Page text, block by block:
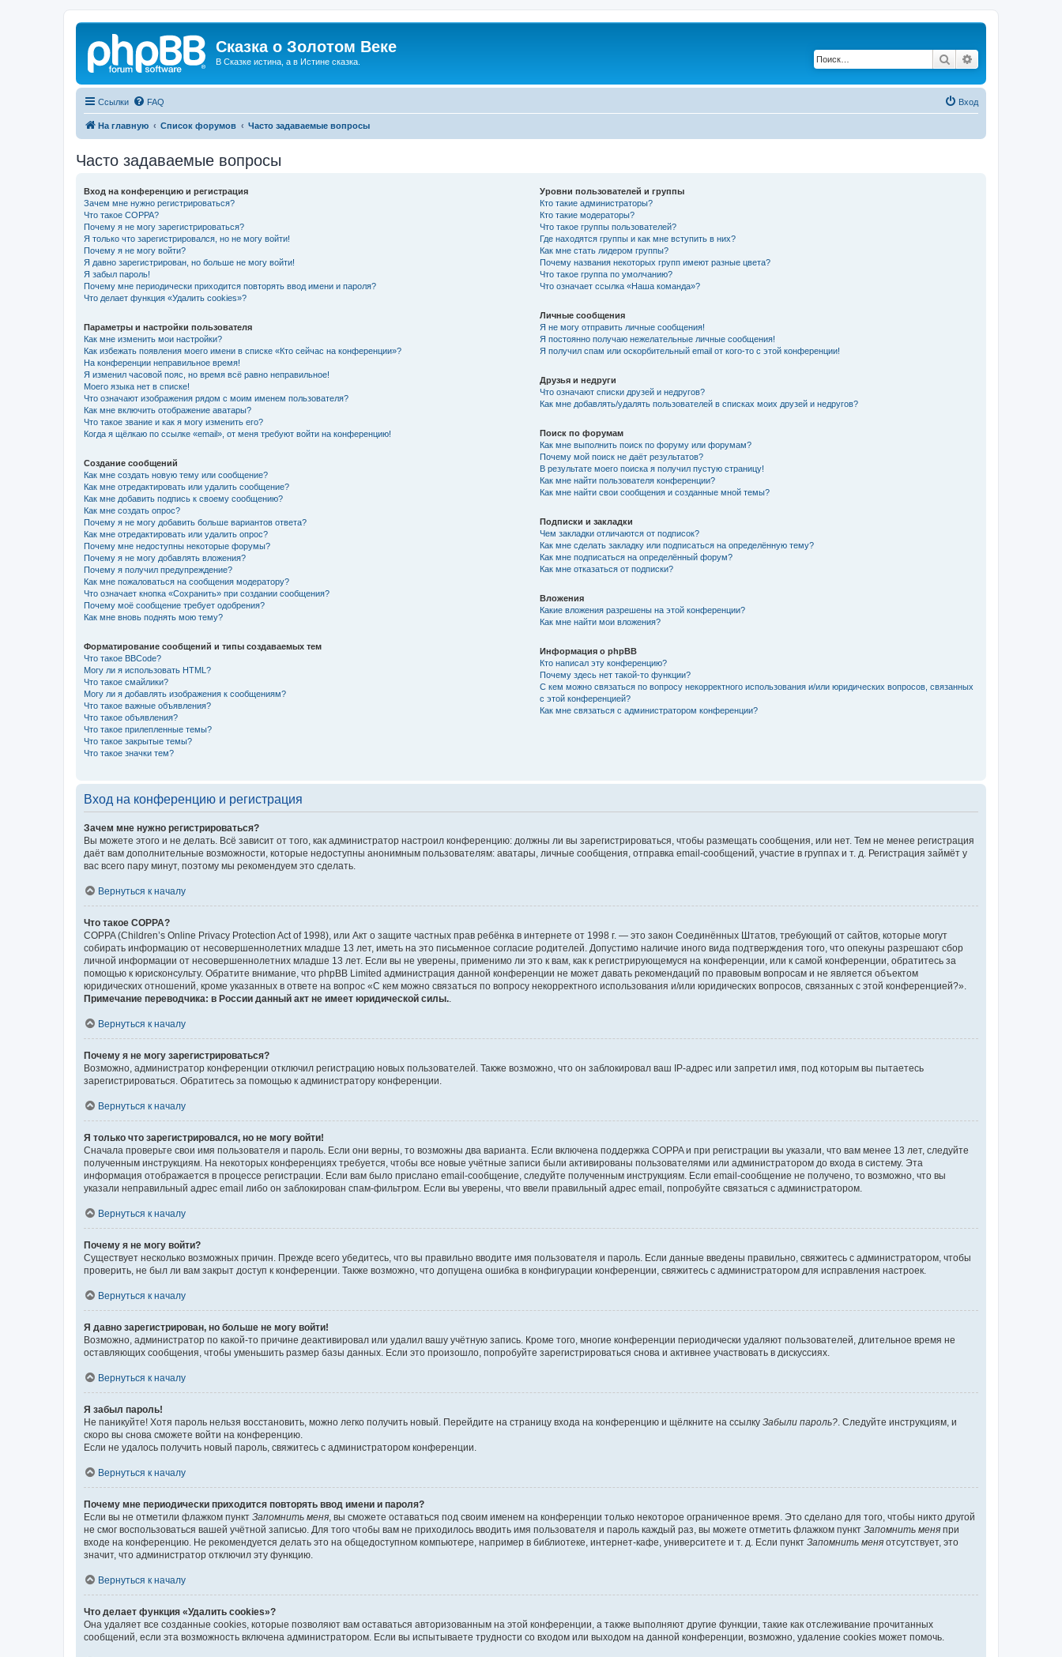
Сказка о Золотом Веке
В Сказке истина, а в Истине сказка. Поиск
Ссылки FAQ Вход
На главную Список форумов Часто задаваемые вопросы
Часто задаваемые вопросы
Вход на конференцию и регистрация
Зачем мне нужно регистрироваться?
Что такое COPPA?
Почему я не могу зарегистрироваться?
Я только что зарегистрировался, но не могу войти!
Почему я не могу войти?
Я давно зарегистрирован, но больше не могу войти!
Я забыл пароль!
Почему мне периодически приходится повторять ввод имени и пароля?
Что делает функция «Удалить cookies»?
Параметры и настройки пользователя
Как мне изменить мои настройки?
Как избежать появления моего имени в списке «Кто сейчас на конференции»?
На конференции неправильное время!
Я изменил часовой пояс, но время всё равно неправильное!
Моего языка нет в списке!
Что означают изображения рядом с моим именем пользователя?
Как мне включить отображение аватары?
Что такое звание и как я могу изменить его?
Когда я щёлкаю по ссылке «email», от меня требуют войти на конференцию!
Создание сообщений
Как мне создать новую тему или сообщение?
Как мне отредактировать или удалить сообщение?
Как мне добавить подпись к своему сообщению?
Как мне создать опрос?
Почему я не могу добавить больше вариантов ответа?
Как мне отредактировать или удалить опрос?
Почему мне недоступны некоторые форумы?
Почему я не могу добавлять вложения?
Почему я получил предупреждение?
Как мне пожаловаться на сообщения модератору?
Что означает кнопка «Сохранить» при создании сообщения?
Почему моё сообщение требует одобрения?
Как мне вновь поднять мою тему?
Форматирование сообщений и типы создаваемых тем
Что такое BBCode?
Могу ли я использовать HTML?
Что такое смайлики?
Могу ли я добавлять изображения к сообщениям?
Что такое важные объявления?
Что такое объявления?
Что такое прилепленные темы?
Что такое закрытые темы?
Что такое значки тем?
Уровни пользователей и группы
Кто такие администраторы?
Кто такие модераторы?
Что такое группы пользователей?
Где находятся группы и как мне вступить в них?
Как мне стать лидером группы?
Почему названия некоторых групп имеют разные цвета?
Что такое группа по умолчанию?
Что означает ссылка «Наша команда»?
Личные сообщения
Я не могу отправить личные сообщения!
Я постоянно получаю нежелательные личные сообщения!
Я получил спам или оскорбительный email от кого-то с этой конференции!
Друзья и недруги
Что означают списки друзей и недругов?
Как мне добавлять/удалять пользователей в списках моих друзей и недругов?
Поиск по форумам
Как мне выполнить поиск по форуму или форумам?
Почему мой поиск не даёт результатов?
В результате моего поиска я получил пустую страницу!
Как мне найти пользователя конференции?
Как мне найти свои сообщения и созданные мной темы?
Подписки и закладки
Чем закладки отличаются от подписок?
Как мне сделать закладку или подписаться на определённую тему?
Как мне подписаться на определённый форум?
Как мне отказаться от подписки?
Вложения
Какие вложения разрешены на этой конференции?
Как мне найти мои вложения?
Информация о phpBB
Кто написал эту конференцию?
Почему здесь нет такой-то функции?
С кем можно связаться по вопросу некорректного использования и/или юридических вопросов, связанных
с этой конференцией?
Как мне связаться с администратором конференции?
Вход на конференцию и регистрация
Зачем мне нужно регистрироваться?
Вы можете этого и не делать. Всё зависит от того, как администратор настроил конференцию: должны ли вы зарегистрироваться, чтобы размещать сообщения, или нет. Тем не менее регистрация
даёт вам дополнительные возможности, которые недоступны анонимным пользователям: аватары, личные сообщения, отправка email-сообщений, участие в группах и т. д. Регистрация займёт у
вас всего пару минут, поэтому мы рекомендуем это сделать.
Вернуться к началу
Что такое COPPA?
COPPA (Children’s Online Privacy Protection Act of 1998), или Акт о защите частных прав ребёнка в интернете от 1998 г. — это закон Соединённых Штатов, требующий от сайтов, которые могут
собирать информацию от несовершеннолетних младше 13 лет, иметь на это письменное согласие родителей. Допустимо наличие иного вида подтверждения того, что опекуны разрешают сбор
личной информации от несовершеннолетних младше 13 лет. Если вы не уверены, применимо ли это к вам, как к регистрирующемуся на конференции, или к самой конференции, обратитесь за
помощью к юрисконсульту. Обратите внимание, что phpBB Limited администрация данной конференции не может давать рекомендаций по правовым вопросам и не является объектом
юридических отношений, кроме указанных в ответе на вопрос «С кем можно связаться по вопросу некорректного использования и/или юридических вопросов, связанных с этой конференцией?».
Примечание переводчика: в России данный акт не имеет юридической силы.
Вернуться к началу
Почему я не могу зарегистрироваться?
Возможно, администратор конференции отключил регистрацию новых пользователей. Также возможно, что он заблокировал ваш IP-адрес или запретил имя, под которым вы пытаетесь
зарегистрироваться. Обратитесь за помощью к администратору конференции.
Вернуться к началу
Я только что зарегистрировался, но не могу войти!
Сначала проверьте свои имя пользователя и пароль. Если они верны, то возможны два варианта. Если включена поддержка COPPA и при регистрации вы указали, что вам менее 13 лет, следуйте
полученным инструкциям. На некоторых конференциях требуется, чтобы все новые учётные записи были активированы пользователями или администратором до входа в систему. Эта
информация отображается в процессе регистрации. Если вам было прислано email-сообщение, следуйте полученным инструкциям. Если email-сообщение не получено, то возможно, что вы
указали неправильный адрес email либо он заблокирован спам-фильтром. Если вы уверены, что ввели правильный адрес email, попробуйте связаться с администратором.
Вернуться к началу
Почему я не могу войти?
Существует несколько возможных причин. Прежде всего убедитесь, что вы правильно вводите имя пользователя и пароль. Если данные введены правильно, свяжитесь с администратором, чтобы
проверить, не был ли вам закрыт доступ к конференции. Также возможно, что допущена ошибка в конфигурации конференции, свяжитесь с администратором для исправления настроек.
Вернуться к началу
Я давно зарегистрирован, но больше не могу войти!
Возможно, администратор по какой-то причине деактивировал или удалил вашу учётную запись. Кроме того, многие конференции периодически удаляют пользователей, длительное время не
оставляющих сообщения, чтобы уменьшить размер базы данных. Если это произошло, попробуйте зарегистрироваться снова и активнее участвовать в дискуссиях.
Вернуться к началу
Я забыл пароль!
Не паникуйте! Хотя пароль нельзя восстановить, можно легко получить новый. Перейдите на страницу входа на конференцию и щёлкните на ссылку Забыли пароль? . Следуйте инструкциям, и
скоро вы снова сможете войти на конференцию.
Если не удалось получить новый пароль, свяжитесь с администратором конференции.
Вернуться к началу
Почему мне периодически приходится повторять ввод имени и пароля?
Если вы не отметили флажком пункт Запомнить меня , вы сможете оставаться под своим именем на конференции только некоторое ограниченное время. Это сделано для того, чтобы никто другой
не смог воспользоваться вашей учётной записью. Для того чтобы вам не приходилось вводить имя пользователя и пароль каждый раз, вы можете отметить флажком пункт Запомнить меня при
входе на конференцию. Не рекомендуется делать это на общедоступном компьютере, например в библиотеке, интернет-кафе, университете и т. д. Если пункт Запомнить меня отсутствует, это
значит, что администратор отключил эту функцию.
Вернуться к началу
Что делает функция «Удалить cookies»?
Она удаляет все созданные cookies, которые позволяют вам оставаться авторизованным на этой конференции, а также выполняют другие функции, такие как отслеживание прочитанных
сообщений, если эта возможность включена администратором. Если вы испытываете трудности со входом или выходом на данной конференции, возможно, удаление cookies может помочь.